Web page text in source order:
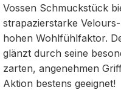
Vossen Schmuckstück
strapazierstarke
hohen Wohlfühlfaktor.
glänzt durch seine
zarten, angenehmen
Aktion bestens geeignet!